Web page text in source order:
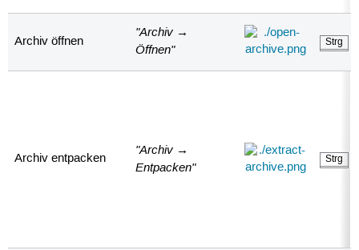
Archiv öffnen
"Archiv →
Öffnen"
Strg
Archiv entpacken
"Archiv →
Entpacken"
Strg